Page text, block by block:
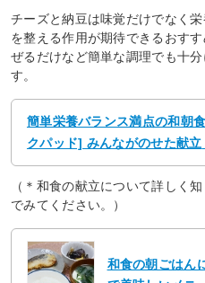
チーズと納豆は味覚だけでなく
を整える作用が期待できるおす
ぜるだけなど簡単な調理でも十
す。
簡単栄養バランス満点の和朝
クパッド] みんながのせた献立
（＊和食の献立について詳しく
でみてください。）
和食の朝ごはん